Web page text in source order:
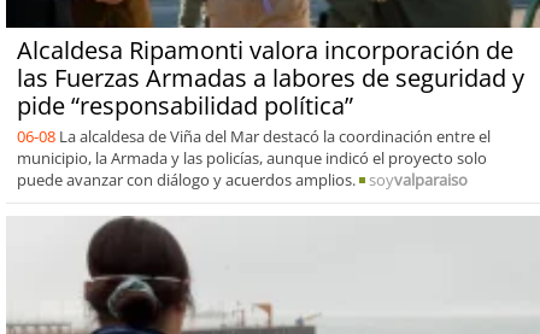
Alcaldesa Ripamonti valora incorporación de
las Fuerzas Armadas a labores de seguridad y
pide “responsabilidad política”
06-08 La alcaldesa de Viña del Mar destacó la coordinación entre el
municipio, la Armada y las policías, aunque indicó el proyecto solo
puede avanzar con diálogo y acuerdos amplios.
soyvalparaiso